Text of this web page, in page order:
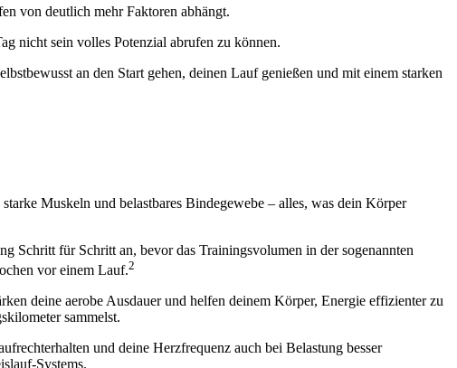
von deutlich mehr Faktoren abhängt.
nicht sein volles Potenzial abrufen zu können.
an den Start gehen, deinen Lauf genießen und mit einem starken
Muskeln und belastbares Bindegewebe – alles, was dein Körper
Schritt für Schritt an, bevor das Trainingsvolumen in der sogenannten
vor einem Lauf.2
deine aerobe Ausdauer und helfen deinem Körper, Energie effizienter zu
sammelst.
und deine Herzfrequenz auch bei Belastung besser
Systems.